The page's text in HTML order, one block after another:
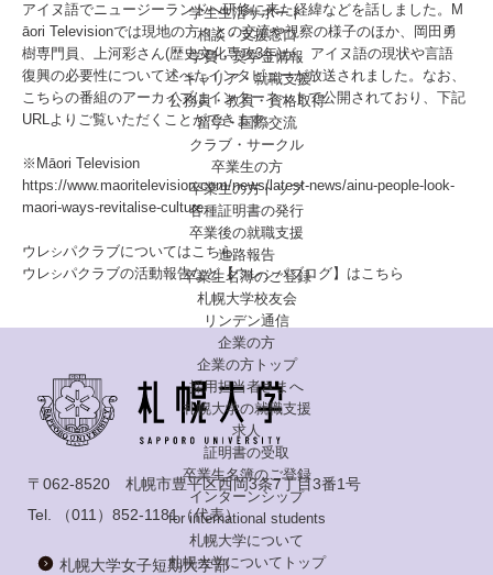
学生生活サポート
相談・支援窓口
学費・奨学金情報
キャリア・就職支援
公務員・教員・資格取得
留学・国際交流
クラブ・サークル
卒業生の方
卒業生の方トップ
各種証明書の発行
卒業後の就職支援
進路報告
卒業生名簿のご登録
札幌大学校友会
リンデン通信
企業の方
企業の方トップ
採用担当者さまへ
札幌大学の就職支援
求人
証明書の受取
卒業生名簿のご登録
インターンシップ
for international students
札幌大学について
札幌大学についてトップ
アイヌ語でニュージーランドへ研修に来た経緯などを話しました。M
āori Televisionでは現地の方々との交流や視察の様子のほか、岡田勇
樹専門員、上河彩さん(歴史文化専攻3年)が、アイヌ語の現状や言語
復興の必要性について述べたインタビューが放送されました。なお、
こちらの番組のアーカイブはインターネットで公開されており、下記
URLよりご覧いただくことができます。
※Māori Television
https://www.maoritelevision.com/news/latest-news/ainu-people-look-
maori-ways-revitalise-culture
ウレシパクラブについてはこちら
ウレシパクラブの活動報告など【ウレシパブログ】はこちら
〒062-8520 札幌市豊平区西岡3条7丁目3番1号
Tel.
（011）852-1181（代表）
札幌大学女子短期大学部